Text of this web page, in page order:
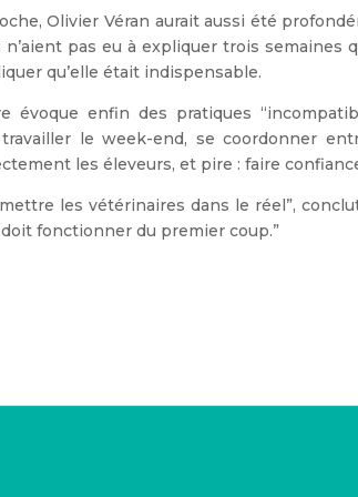
Olivier Véran aurait aussi été
n’aient pas eu à expliquer trois semaines
qu’elle était indispensable.
évoque enfin des pratiques
travailler le week-end, se coordonner
les éleveurs, et pire : faire
les vétérinaires dans le réel”,
fonctionner du premier coup.”